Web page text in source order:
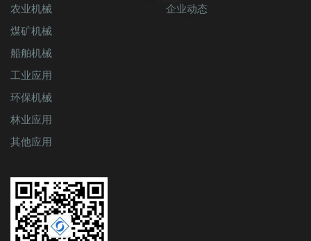
农业机械
煤矿机械
船舶机械
工业应用
环保机械
林业应用
其他应用
企业动态